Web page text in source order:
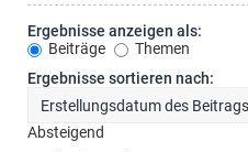
Ergebnisse anzeigen als:
Beiträge
Themen
Ergebnisse sortieren nach:
Absteigend